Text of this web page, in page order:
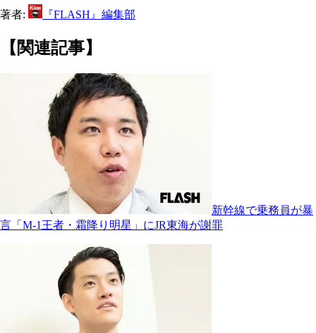
著者: 『FLASH』編集部
【関連記事】
新幹線で乗務員が暴
言「M-1王者・霜降り明星」にJR東海が謝罪